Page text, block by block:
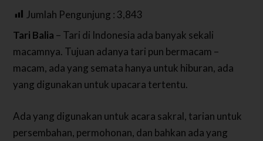
Jumlah Pengunjung : 3,843
Tari Balia – Tari di Indonesia ada banyak sekali
macamnya. Tujuan adanya tari pun bermacam –
macam, ada yang semata hanya untuk hiburan, ada
yang digunakan untuk upacara tertentu.
Ada yang digunakan untuk acara sakral, tarian untuk
persembahan, permohonan, dan bahkan ada yang